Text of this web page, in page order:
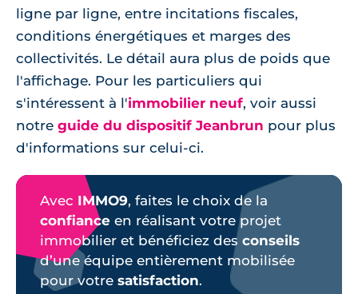
ligne par ligne, entre incitations fiscales,
conditions énergétiques et marges des
collectivités. Le détail aura plus de poids que
l'affichage. Pour les particuliers qui
s'intéressent à l'immobilier neuf, voir aussi
notre guide du dispositif Jeanbrun pour plus
d'informations sur celui-ci.
Avec IMMO9, faites le choix de la
confiance en réalisant votre projet
immobilier et bénéficiez des conseils
d’une équipe entièrement mobilisée
pour votre satisfaction.